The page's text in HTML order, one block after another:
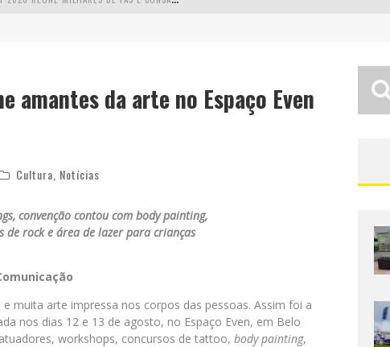
REALIZA SORTEIO DE TVS 4K
amantes da arte no Espaço Even
Cultura Notícias
convenção contou com body painting,
de rock e área de lazer para crianças
muita arte impressa nos corpos das pessoas. Assim foi a
nos dias 12 e 13 de agosto, no Espaço Even, em Belo
workshops, concursos de tattoo, body painting,